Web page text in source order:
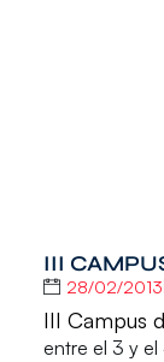
III
28/02/2013
III Campus
entre el 3 y el